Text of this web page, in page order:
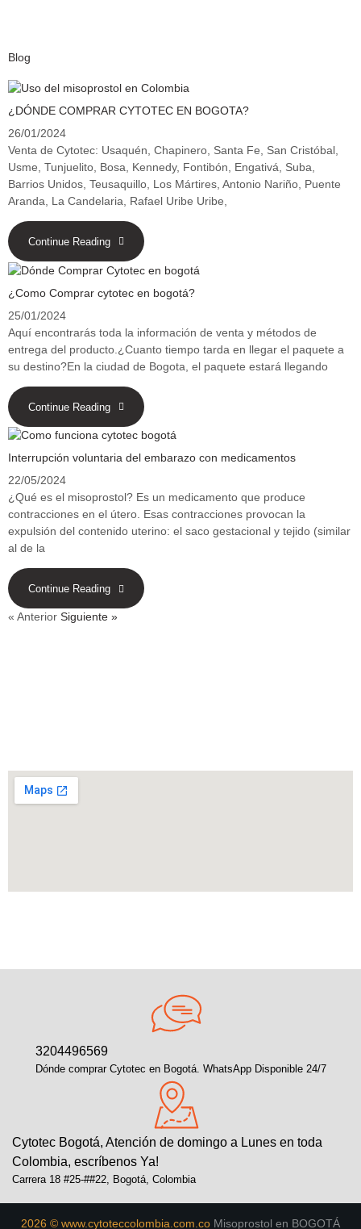
Blog
¿DÓNDE COMPRAR CYTOTEC EN BOGOTA?
26/01/2024
Venta de Cytotec: Usaquén, Chapinero, Santa Fe, San Cristóbal,
Usme, Tunjuelito, Bosa, Kennedy, Fontibón, Engativá, Suba,
Barrios Unidos, Teusaquillo, Los Mártires, Antonio Nariño, Puente
Aranda, La Candelaria, Rafael Uribe Uribe,
Continue Reading
¿Como Comprar cytotec en bogotá?
25/01/2024
Aquí encontrarás toda la información de venta y métodos de
entrega del producto.¿Cuanto tiempo tarda en llegar el paquete a
su destino?En la ciudad de Bogota, el paquete estará llegando
Continue Reading
Interrupción voluntaria del embarazo con medicamentos
22/05/2024
¿Qué es el misoprostol? Es un medicamento que produce
contracciones en el útero. Esas contracciones provocan la
expulsión del contenido uterino: el saco gestacional y tejido (similar
al de la
Continue Reading
« Anterior Siguiente »
3204496569
Dónde comprar Cytotec en Bogotá. WhatsApp Disponible 24/7
Cytotec Bogotá, Atención de domingo a Lunes en toda
Colombia, escríbenos Ya!
Carrera 18 #25-##22, Bogotá, Colombia
2026 © www.cytoteccolombia.com.co Misoprostol en BOGOTÁ